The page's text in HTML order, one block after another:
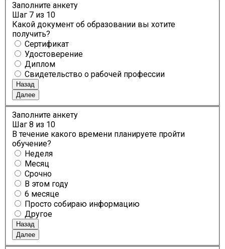
Заполните анкету
Шаг 7 из 10
Какой документ об образовании вы хотите
получить?
Сертификат
Удостоверение
Диплом
Свидетельство о рабочей профессии
Назад
Далее
Заполните анкету
Шаг 8 из 10
В течение какого времени планируете пройти
обучение?
Неделя
Месяц
Срочно
В этом году
6 месяце
Просто собираю информацию
Другое
Назад
Далее